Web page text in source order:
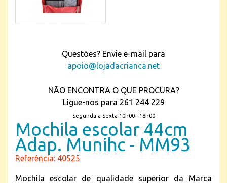
Questões? Envie e-mail para
apoio@lojadacrianca.net
NÃO ENCONTRA O QUE PROCURA?
Ligue-nos para 261 244 229
Segunda a Sexta 10h00 - 18h00
Mochila escolar 44cm
Adap. Munihc - MM93
Referência: 40525
Mochila escolar de qualidade superior da Marca